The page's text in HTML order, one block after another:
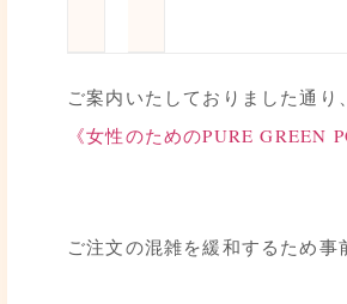
ご案内いたしておりました通り
《女性のためのPURE GREEN
ご注文の混雑を緩和するため